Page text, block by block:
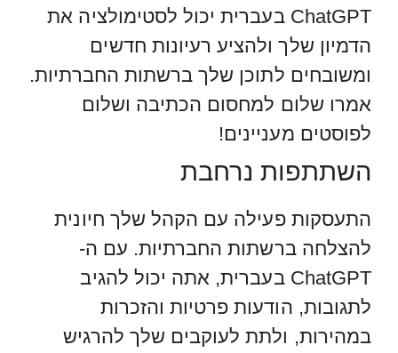
ChatGPT בעברית יכול לסטימולציה את
הדמיון שלך ולהציע רעיונות חדשים
ומשובחים לתוכן שלך ברשתות החברתיות.
אמרו שלום למחסום הכתיבה ושלום
לפוסטים מעניינים!
השתתפות נרחבת
התעסקות פעילה עם הקהל שלך חיונית
להצלחה ברשתות החברתיות. עם ה-
ChatGPT בעברית, אתה יכול להגיב
לתגובות, הודעות פרטיות והזכרות
במהירות, ולתת לעוקבים שלך להרגיש